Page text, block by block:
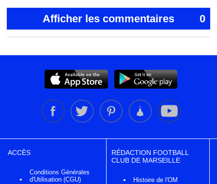
Afficher les commentaires 0
ACCÈS
Conditions Générales
d'Utilisation (CGU)
RÉDACTION FOOTBALL
CLUB DE MARSEILLE
Histoire de l'OM